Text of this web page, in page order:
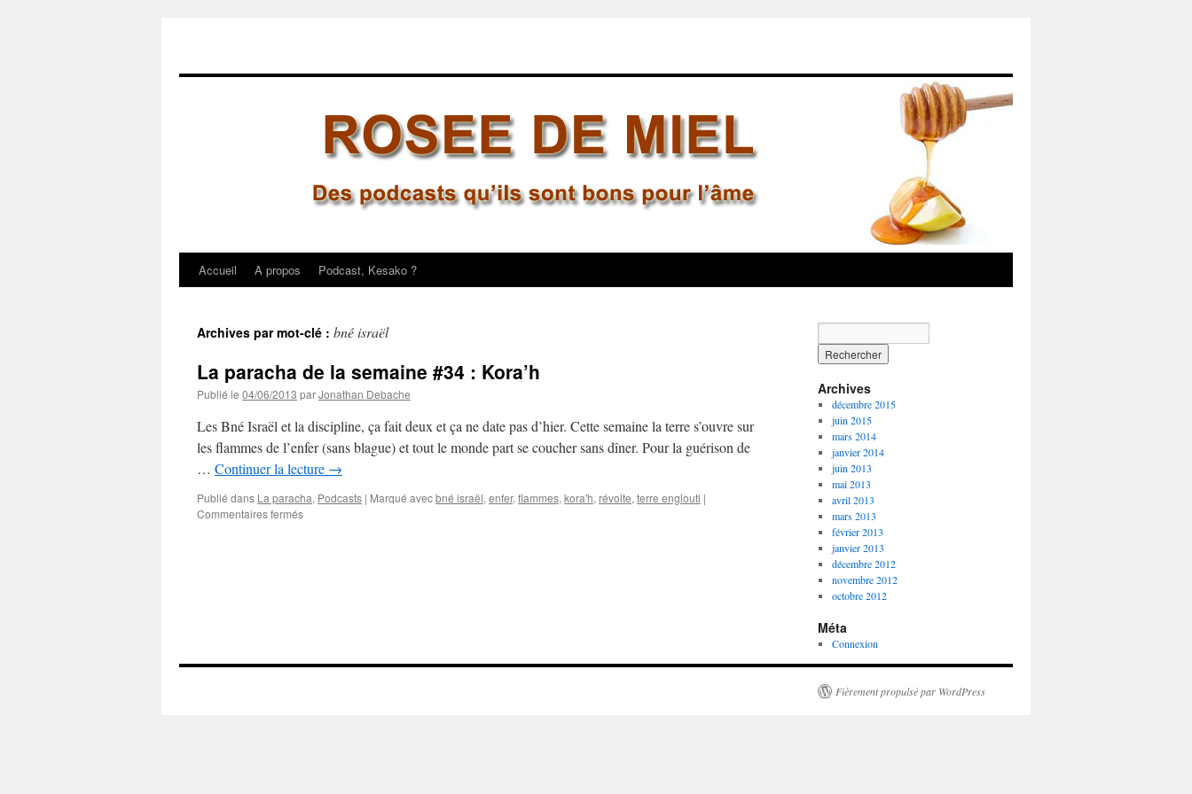
Aller
contenu
Accueil A propos Podcast, Kesako ?
Archives par mot-clé : bné israël
La paracha de la semaine #34 : Kora’h
Publié le 04/06/2013 parJonathan Debache
Les Bné Israël et la discipline, ça fait deux et ça ne date pas d’hier. Cette semaine la terre s’ouvre sur
les flammes de l’enfer (sans blague) et tout le monde part se coucher sans dîner. Pour la guérison de
… Continuer la lecture →
Publié dans La paracha, Podcasts | Marqué avecbné israël, enfer, flammes, kora'h, révolte, terre englouti |
Commentaires ferméssur
Archives
décembre 2015
juin 2015
mars 2014
janvier 2014
juin 2013
mai 2013
avril 2013
mars 2013
février 2013
janvier 2013
décembre 2012
novembre 2012
octobre 2012
Méta
Connexion
Fièrement propulsé par WordPress